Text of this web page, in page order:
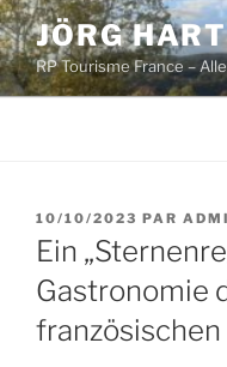
Aller
au
contenu
principal
JÖRG
RP Tourisme France –
PUBLIÉ
LE
10/10/2023 PAR
Ein
Gastronomie